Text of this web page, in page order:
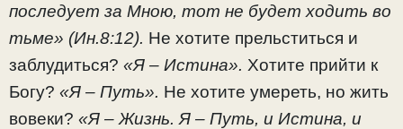
последует за Мною, тот не будет ходить во
тьме» (Ин.8:12). Не хотите прельститься и
заблудиться? «Я – Истина». Хотите прийти к
Богу? «Я – Путь». Не хотите умереть, но жить
вовеки? «Я – Жизнь. Я – Путь, и Истина, и